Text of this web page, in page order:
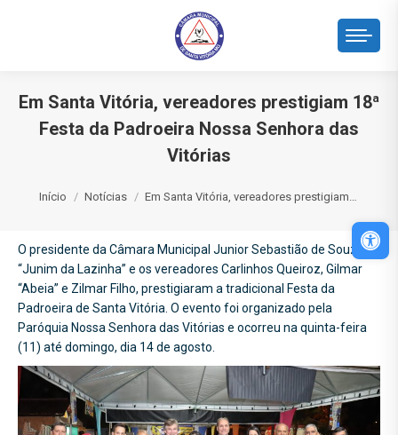
Em Santa Vitória, vereadores prestigiam 18ª
Festa da Padroeira Nossa Senhora das
Vitórias
Início Notícias Em Santa Vitória, vereadores prestigiam…
O presidente da Câmara Municipal Junior Sebastião de Souza
“Junim da Lazinha” e os vereadores Carlinhos Queiroz, Gilmar
“Abeia” e Zilmar Filho, prestigiaram a tradicional Festa da
Padroeira de Santa Vitória. O evento foi organizado pela
Paróquia Nossa Senhora das Vitórias e ocorreu na quinta-feira
(11) até domingo, dia 14 de agosto.